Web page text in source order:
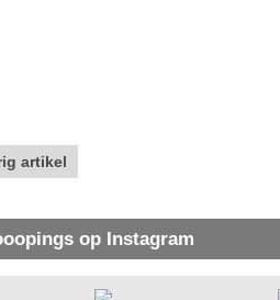
artikel
op Instagram